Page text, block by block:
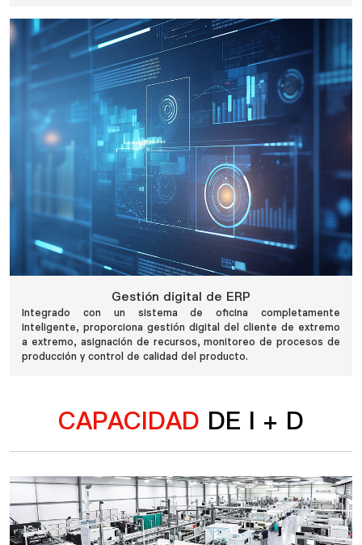
Gestión digital de ERP
Integrado con un sistema de oficina completamente
inteligente, proporciona gestión digital del cliente de extremo
a extremo, asignación de recursos, monitoreo de procesos de
producción y control de calidad del producto.
CAPACIDAD DE I + D